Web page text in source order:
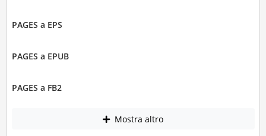
PAGES a EPS
PAGES a EPUB
PAGES a FB2
Mostra altro